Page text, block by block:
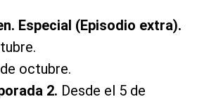
Especial (Episodio extra).
octubre.
2. Desde el 5 de